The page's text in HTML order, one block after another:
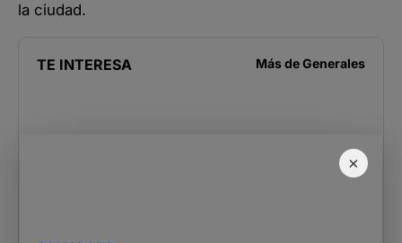
×
la ciudad.
TE INTERESA Más deGenerales